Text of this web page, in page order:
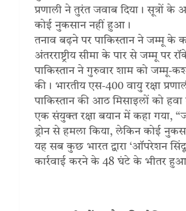
प्रणाली ने तुरंत जवाब दिया। सूत्रों
कोई नुकसान नहीं हुआ।
तनाव बढ़ने पर पाकिस्तान ने जम्मू के
अंतरराष्ट्रीय सीमा के पार से जम्मू पर
पाकिस्तान ने गुरुवार शाम को जम्मू-
की। भारतीय एस-400 वायु रक्षा
पाकिस्तान की आठ मिसाइलों को हवा
एक संयुक्त रक्षा बयान में कहा गया,
ड्रोन से हमला किया, लेकिन कोई
यह सब कुछ भारत द्वारा ‘ऑपरेशन
कार्रवाई करने के 48 घंटे के भीतर